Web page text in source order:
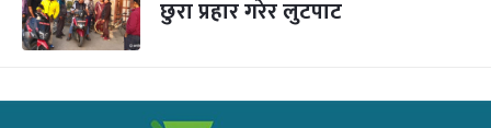
छुरा प्रहार गरेर लुटपाट